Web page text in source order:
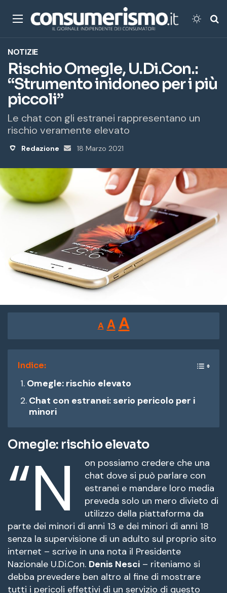
Menu
NOTIZIE
Rischio Omegle, U.Di.Con.:
“Strumento inidoneo per i più
piccoli”
Le chat con gli estranei rappresentano un
rischio veramente elevato
Redazione
Invia
18 Marzo 2021
A
Reducir
tamaño
de
fuente.
A Restablecer
tamaño
de
AAumentar
tamaño
fuente.
Indice:
Omegle: rischio elevato
Chat con estranei: serio pericolo per i
minori
Omegle: rischio elevato
“N
on possiamo credere che una
chat dove si può parlare con
estranei e mandare loro media
preveda solo un mero divieto di
utilizzo della piattaforma da
parte dei minori di anni 13 e dei minori di anni 18
senza la supervisione di un adulto sul proprio sito
internet – scrive in una nota il Presidente
Nazionale U.Di.Con. Denis Nesci – riteniamo si
debba prevedere ben altro al fine di mostrare
tutti i pericoli effettivi di un servizio di questo